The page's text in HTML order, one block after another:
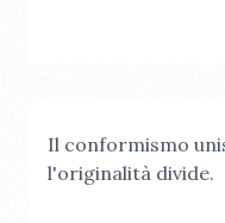
Il conformismo
l'originalità divide.